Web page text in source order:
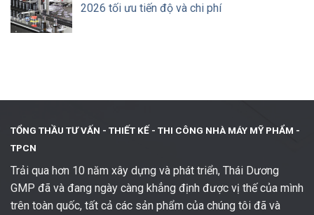
2026 tối ưu tiến độ và chi phí
TỔNG THẦU TƯ VẤN - THIẾT KẾ - THI CÔNG NHÀ MÁY MỸ PHẨM -
TPCN
Trải qua hơn 10 năm xây dựng và phát triển, Thái Dương
GMP đã và đang ngày càng khẳng định được vị thế của mình
trên toàn quốc, tất cả các sản phẩm của chúng tôi đã và